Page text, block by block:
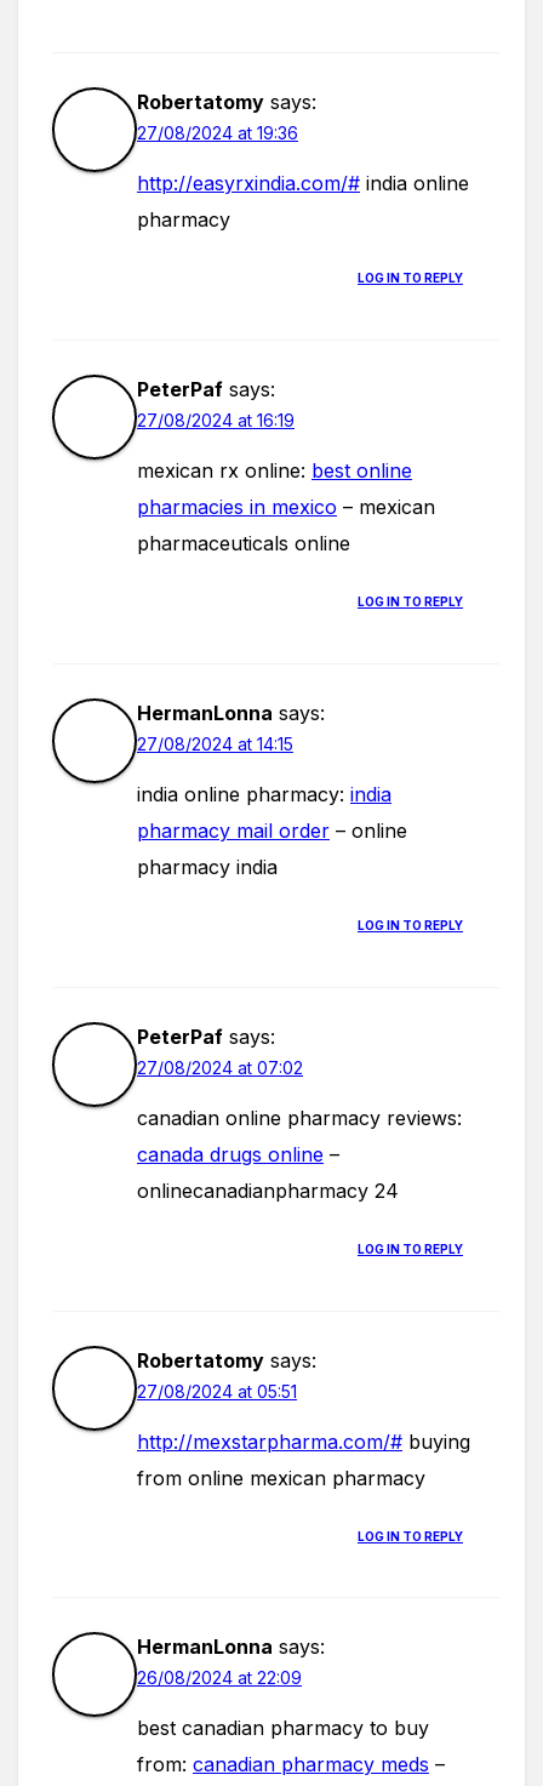
Robertatomy says:
27/08/2024 at 19:36
http://easyrxindia.com/# india online
pharmacy
LOG IN TO REPLY
PeterPaf says:
27/08/2024 at 16:19
mexican rx online: best online
pharmacies in mexico – mexican
pharmaceuticals online
LOG IN TO REPLY
HermanLonna says:
27/08/2024 at 14:15
india online pharmacy: india
pharmacy mail order – online
pharmacy india
LOG IN TO REPLY
PeterPaf says:
27/08/2024 at 07:02
canadian online pharmacy reviews:
canada drugs online –
onlinecanadianpharmacy 24
LOG IN TO REPLY
Robertatomy says:
27/08/2024 at 05:51
http://mexstarpharma.com/# buying
from online mexican pharmacy
LOG IN TO REPLY
HermanLonna says:
26/08/2024 at 22:09
best canadian pharmacy to buy
from: canadian pharmacy meds –